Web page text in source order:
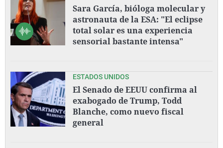
Sara García, bióloga molecular y
astronauta de la ESA: "El eclipse
total solar es una experiencia
sensorial bastante intensa"
ESTADOS UNIDOS
El Senado de EEUU confirma al
exabogado de Trump, Todd
Blanche, como nuevo fiscal
general